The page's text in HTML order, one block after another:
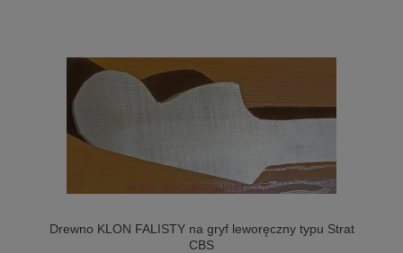
Drewno KLON FALISTY na gryf leworęczny typu Strat
CBS